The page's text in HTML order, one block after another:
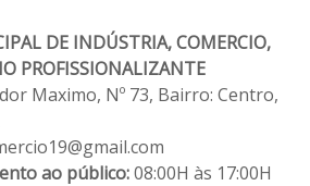
DE INDÚSTRIA, COMERCIO,
PROFISSIONALIZANTE
Maximo, Nº 73, Bairro: Centro,
ao público:08:00H às 17:00H